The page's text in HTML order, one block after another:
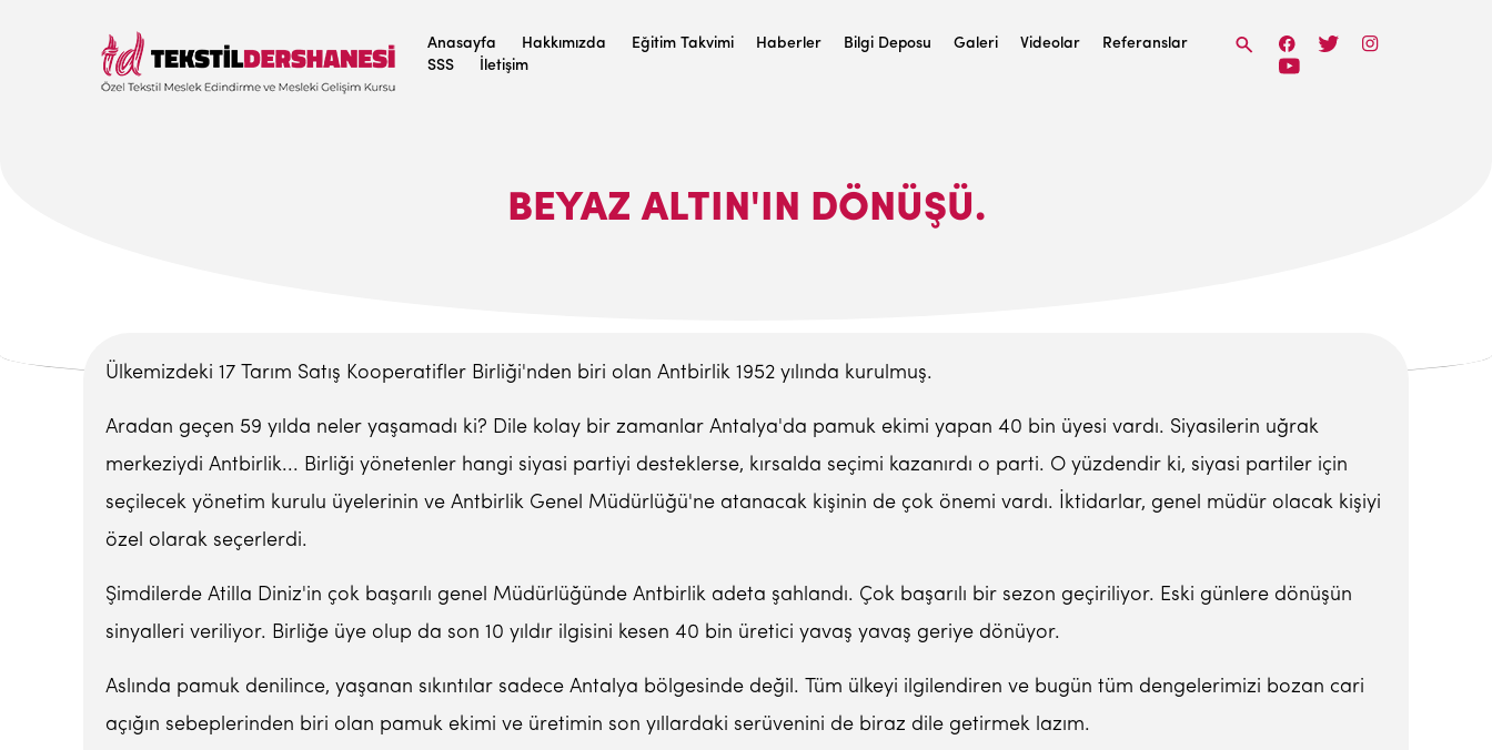
Anasayfa Hakkımızda Eğitim Takvimi Haberler Bilgi Deposu Galeri Videolar
Referanslar
SSS
İletişim
BEYAZ ALTIN'IN DÖNÜŞÜ.
Ülkemizdeki 17 Tarım Satış Kooperatifler Birliği'nden biri olan Antbirlik 1952 yılında kurulmuş.
Aradan geçen 59 yılda neler yaşamadı ki? Dile kolay bir zamanlar Antalya'da pamuk ekimi yapan 40 bin üyesi vardı. Siyasilerin uğrak
merkeziydi Antbirlik... Birliği yönetenler hangi siyasi partiyi desteklerse, kırsalda seçimi kazanırdı o parti. O yüzdendir ki, siyasi partiler için
seçilecek yönetim kurulu üyelerinin ve Antbirlik Genel Müdürlüğü'ne atanacak kişinin de çok önemi vardı. İktidarlar, genel müdür olacak kişiyi
özel olarak seçerlerdi.
Şimdilerde Atilla Diniz'in çok başarılı genel Müdürlüğünde Antbirlik adeta şahlandı. Çok başarılı bir sezon geçiriliyor. Eski günlere dönüşün
sinyalleri veriliyor. Birliğe üye olup da son 10 yıldır ilgisini kesen 40 bin üretici yavaş yavaş geriye dönüyor.
Aslında pamuk denilince, yaşanan sıkıntılar sadece Antalya bölgesinde değil. Tüm ülkeyi ilgilendiren ve bugün tüm dengelerimizi bozan cari
açığın sebeplerinden biri olan pamuk ekimi ve üretimin son yıllardaki serüvenini de biraz dile getirmek lazım.